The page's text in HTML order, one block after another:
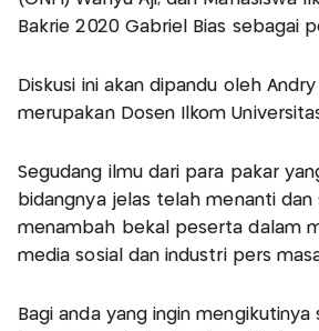
Bakrie 2020 Gabriel Bias sebagai
Diskusi ini akan dipandu oleh
merupakan Dosen Ilkom
Segudang ilmu dari para pakar
bidangnya jelas telah menanti dan
menambah bekal peserta dalam
media sosial dan industri pers
Bagi anda yang ingin mengikutinya